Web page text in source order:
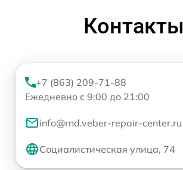
Контакты
+7 (863) 209-71-88
Ежедневно с 9:00 до 21:00
info@rnd.veber-repair-center.ru
Социалистическая улица, 74